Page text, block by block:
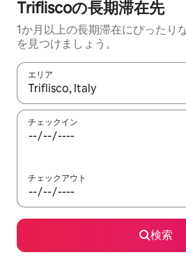
Trifliscoの長期滞在先
1か月以上の長期滞在にぴったり
を見つけましょう。
エリア
検索結果が表示されたら、上下の
チェックイン
チェックアウト
検索